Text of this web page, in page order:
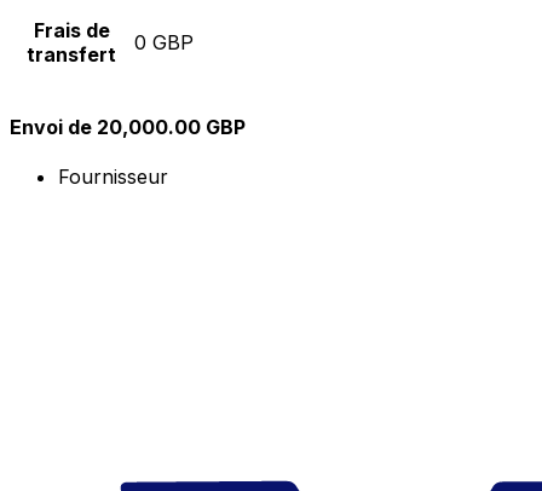
Frais de
transfert
0 GBP
Envoi de 20,000.00 GBP
Fournisseur